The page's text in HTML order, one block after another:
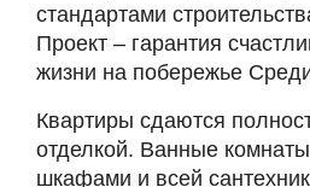
стандартами
Проект – гарантия
жизни на побережье
Квартиры сдаются
отделкой. Ванные
шкафами и всей